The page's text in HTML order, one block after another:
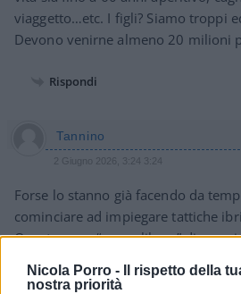
Nicola Porro -
Il rispetto della
nostra priorità
viaggetto…etc. I figli? Siamo troppi
Devono venirne almeno 20 milioni
Rispondi
Tannino
2 Giugno 2026, 3:24 3:24
Forse lo stanno già facendo da
cominciare ad impiegare tattiche
Queste sono “prove libere” di
noi? Anzi, le forze dell’ordine/
POLITICA? È PRONTA? Perché